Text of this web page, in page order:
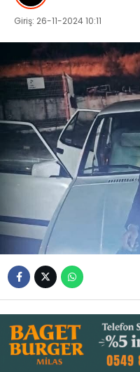
VEFAT
İLETIŞIM
KÜNYE
Giriş: 26-11-2024 10:11